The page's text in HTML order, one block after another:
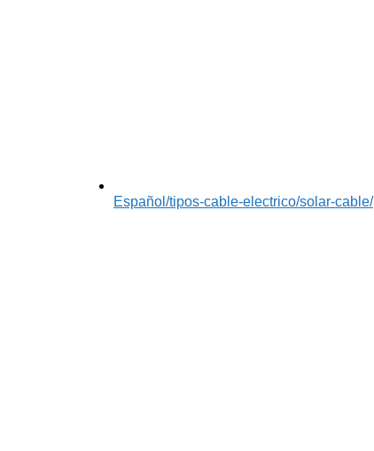
Español /tipos-cable-electrico/solar-cable/